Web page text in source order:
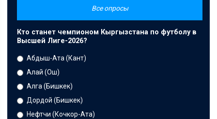
Все опросы
Кто станет чемпионом Кыргызстана по футболу в
Высшей Лиге-2026?
Абдыш-Ата (Кант)
Алай (Ош)
Алга (Бишкек)
Дордой (Бишкек)
Нефтчи (Кочкор-Ата)